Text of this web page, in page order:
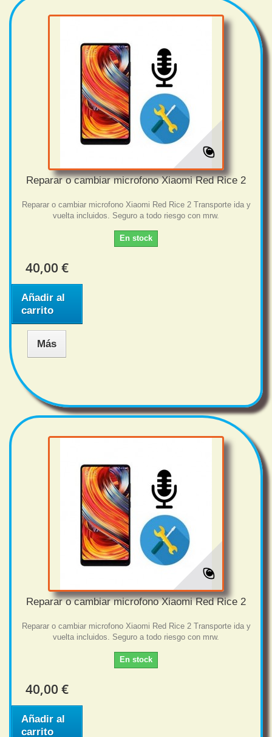
Reparar o cambiar microfono Xiaomi Red Rice 2
Reparar o cambiar microfono Xiaomi Red Rice 2 Transporte ida y
vuelta incluidos. Seguro a todo riesgo con mrw.
En stock
40,00 €
Añadir al
carrito
Más
Reparar o cambiar microfono Xiaomi Red Rice 2
Reparar o cambiar microfono Xiaomi Red Rice 2 Transporte ida y
vuelta incluidos. Seguro a todo riesgo con mrw.
En stock
40,00 €
Añadir al
carrito